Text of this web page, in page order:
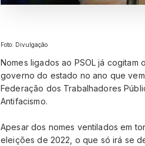
Foto: Divulgação
Nomes ligados ao PSOL já
governo do estado no ano que
Federação dos Trabalhadores
Antifacismo.
Apesar dos nomes ventilados em
eleições de 2022, o que só irá se